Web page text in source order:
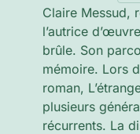
Claire Messud,
l’autrice
brûle. Son
mémoire. Lors
roman,
plusieurs
récurrents. La